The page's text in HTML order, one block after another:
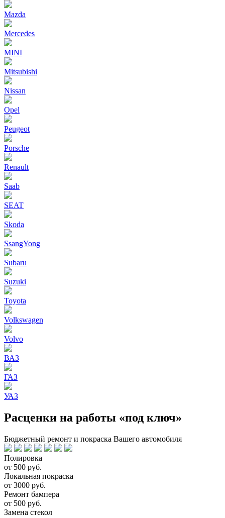
Mazda
Mercedes
MINI
Mitsubishi
Nissan
Opel
Peugeot
Porsche
Renault
Saab
SEAT
Skoda
SsangYong
Subaru
Suzuki
Toyota
Volkswagen
Volvo
ВАЗ
ГАЗ
УАЗ
Расценки на работы «под ключ»
Бюджетный ремонт и покраска Вашего автомобиля
Полировка
от 500 руб.
Локальная покраска
от 3000 руб.
Ремонт бампера
от 500 руб.
Замена стекол